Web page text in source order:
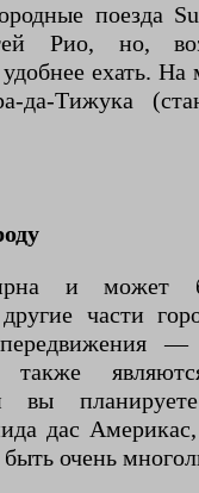
поезда
Рио, но,
удобнее ехать.
да-Тижука
и может
части
—
также
вы планируете
дас
очень